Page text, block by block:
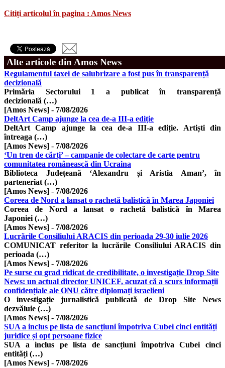
Citiți articolul în pagina : Amos News
Alte articole din Amos News
Regulamentul taxei de salubrizare a fost pus în transparență
decizională
Primăria Sectorului 1 a publicat în transparență
decizională (…)
[Amos News] - 7/08/2026
DeltArt Camp ajunge la cea de-a III-a ediție
DeltArt Camp ajunge la cea de-a III-a ediție. Artiști din
întreaga (…)
[Amos News] - 7/08/2026
‘Un tren de cărți’ – campanie de colectare de carte pentru
comunitatea românească din Ucraina
Biblioteca Județeană ‘Alexandru și Aristia Aman’, în
parteneriat (…)
[Amos News] - 7/08/2026
Coreea de Nord a lansat o rachetă balistică în Marea Japoniei
Coreea de Nord a lansat o rachetă balistică în Marea
Japoniei (…)
[Amos News] - 7/08/2026
Lucrările Consiliului ARACIS din perioada 29-30 iulie 2026
COMUNICAT referitor la lucrările Consiliului ARACIS din
perioada (…)
[Amos News] - 7/08/2026
Pe surse cu grad ridicat de credibilitate, o investigație Drop Site
News: un actual director UNICEF, acuzat că a scurs informații
confidențiale ale ONU către diplomați israelieni
​O investigație jurnalistică publicată de Drop Site News
dezvăluie (…)
[Amos News] - 7/08/2026
SUA a inclus pe lista de sancțiuni împotriva Cubei cinci entități
juridice și opt persoane fizice
SUA a inclus pe lista de sancțiuni împotriva Cubei cinci
entități (…)
[Amos News] - 7/08/2026